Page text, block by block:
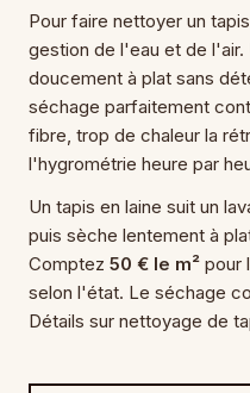
Pour faire nettoyer un
gestion de l'eau et de l'air.
doucement à plat sans
séchage parfaitement
fibre, trop de chaleur la
l'hygrométrie heure par
Un tapis en laine suit un
puis sèche lentement à
Comptez 50 € le m² pour
selon l'état. Le séchage
Détails sur nettoyage de